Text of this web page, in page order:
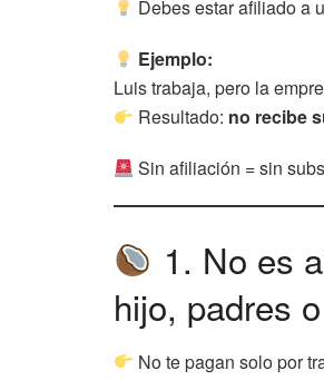
Debes estar afiliado a
Ejemplo:
Luis trabaja, pero la
Resultado: no recibe
Sin afiliación = sin
1. No es
hijo, padres
No te pagan solo por